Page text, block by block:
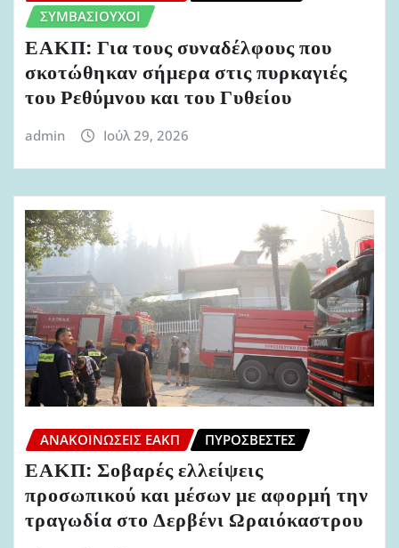
ΣΥΜΒΑΣΙΟΎΧΟΙ
ΕΑΚΠ: Για τους συναδέλφους που
σκοτώθηκαν σήμερα στις πυρκαγιές
του Ρεθύμνου και του Γυθείου
admin Ιούλ 29, 2026
ΑΝΑΚΟΙΝΏΣΕΙΣ ΕΑΚΠ ΠΥΡΟΣΒΈΣΤΕΣ
ΕΑΚΠ: Σοβαρές ελλείψεις
προσωπικού και μέσων με αφορμή την
τραγωδία στο Δερβένι Ωραιόκαστρου